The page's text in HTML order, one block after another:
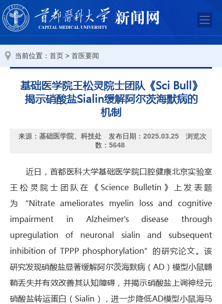
当前位置： 首页 > 首医要闻
基础医学院王松灵院士团队《Sci Bull》
揭示硝酸盐Sialin缓解阿尔茨海默病的
机制
来源： 基础医学院、科技处 发布日期： 2025.03.25
浏览次
数： 5648
近日，首都医科大学基础医学院口腔健康北京实验室
王松灵院士团队在《Science Bulletin》上发表题
为“Nitrate ameliorates myelin loss and cognitive
impairment in Alzheimer's disease through
upregulation of neuronal sialin and subsequent
inhibition of TPPP phosphorylation”的研究论文。该
研究发现硝酸盐显著缓解阿尔茨海默病（AD）模型小鼠髓
鞘丢失并有效改善其认知障碍，并揭示硝酸盐上调神经元
硝酸盐转运蛋白（Sialin），进一步降低AD模型小鼠海马